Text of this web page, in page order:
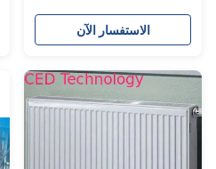
الاستفسار الآن